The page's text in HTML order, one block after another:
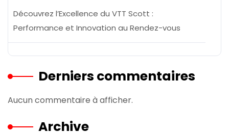
Découvrez l’Excellence du VTT Scott :
Performance et Innovation au Rendez-vous
Derniers commentaires
Aucun commentaire à afficher.
Archive